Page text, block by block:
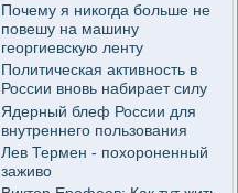
Почему я никогда больше не
повешу на машину
георгиевскую ленту
Политическая активность в
России вновь набирает силу
Ядерный блеф России для
внутреннего пользования
Лев Термен - похороненный
заживо